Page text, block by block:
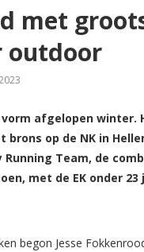
met
outdoor
vorm afgelopen
op de NK in
Team, de
met de EK onder 23
begon Jesse